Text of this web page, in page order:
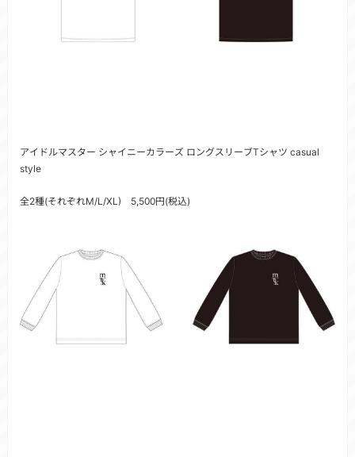
アイドルマスター シャイニーカラーズ ロングスリーブTシャツ casual
style
全2種(それぞれM/L/XL) 5,500円(税込)